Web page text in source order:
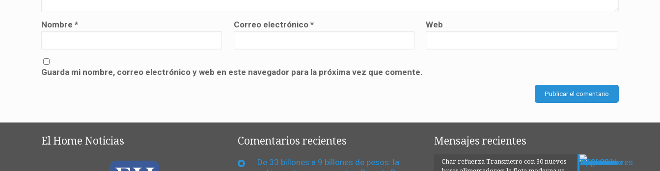
Nombre * Correo electrónico * Web
Guarda mi nombre, correo electrónico y web en este navegador para la próxima vez que comente.
El Home Noticias Comentarios recientes
De 33 billones a 9 billones de pesos: la
Mensajes recientes
Char refuerza Transmetro con 30 nuevos